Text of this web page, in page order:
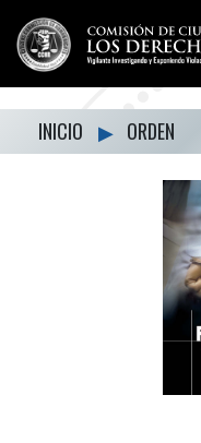
INICIO ▶ ORDEN